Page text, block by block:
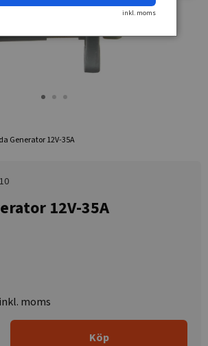
Generator 12V-35A
12V-35A
inkl. moms
Köp
inkl. moms